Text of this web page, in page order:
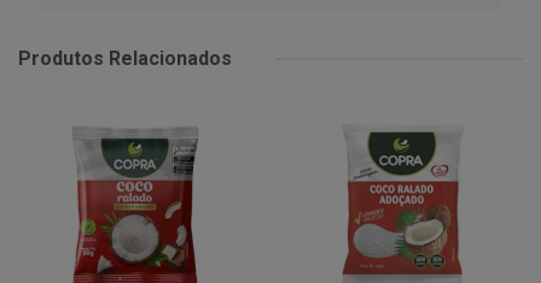
Produtos Relacionados